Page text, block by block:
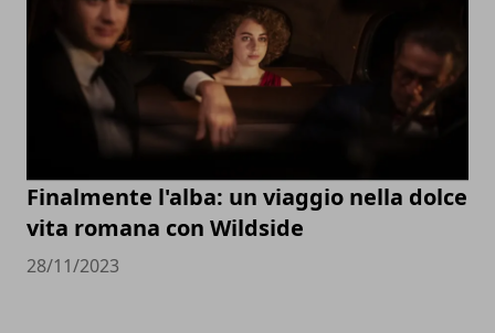
Finalmente l'alba: un viaggio nella dolce
vita romana con Wildside
28/11/2023